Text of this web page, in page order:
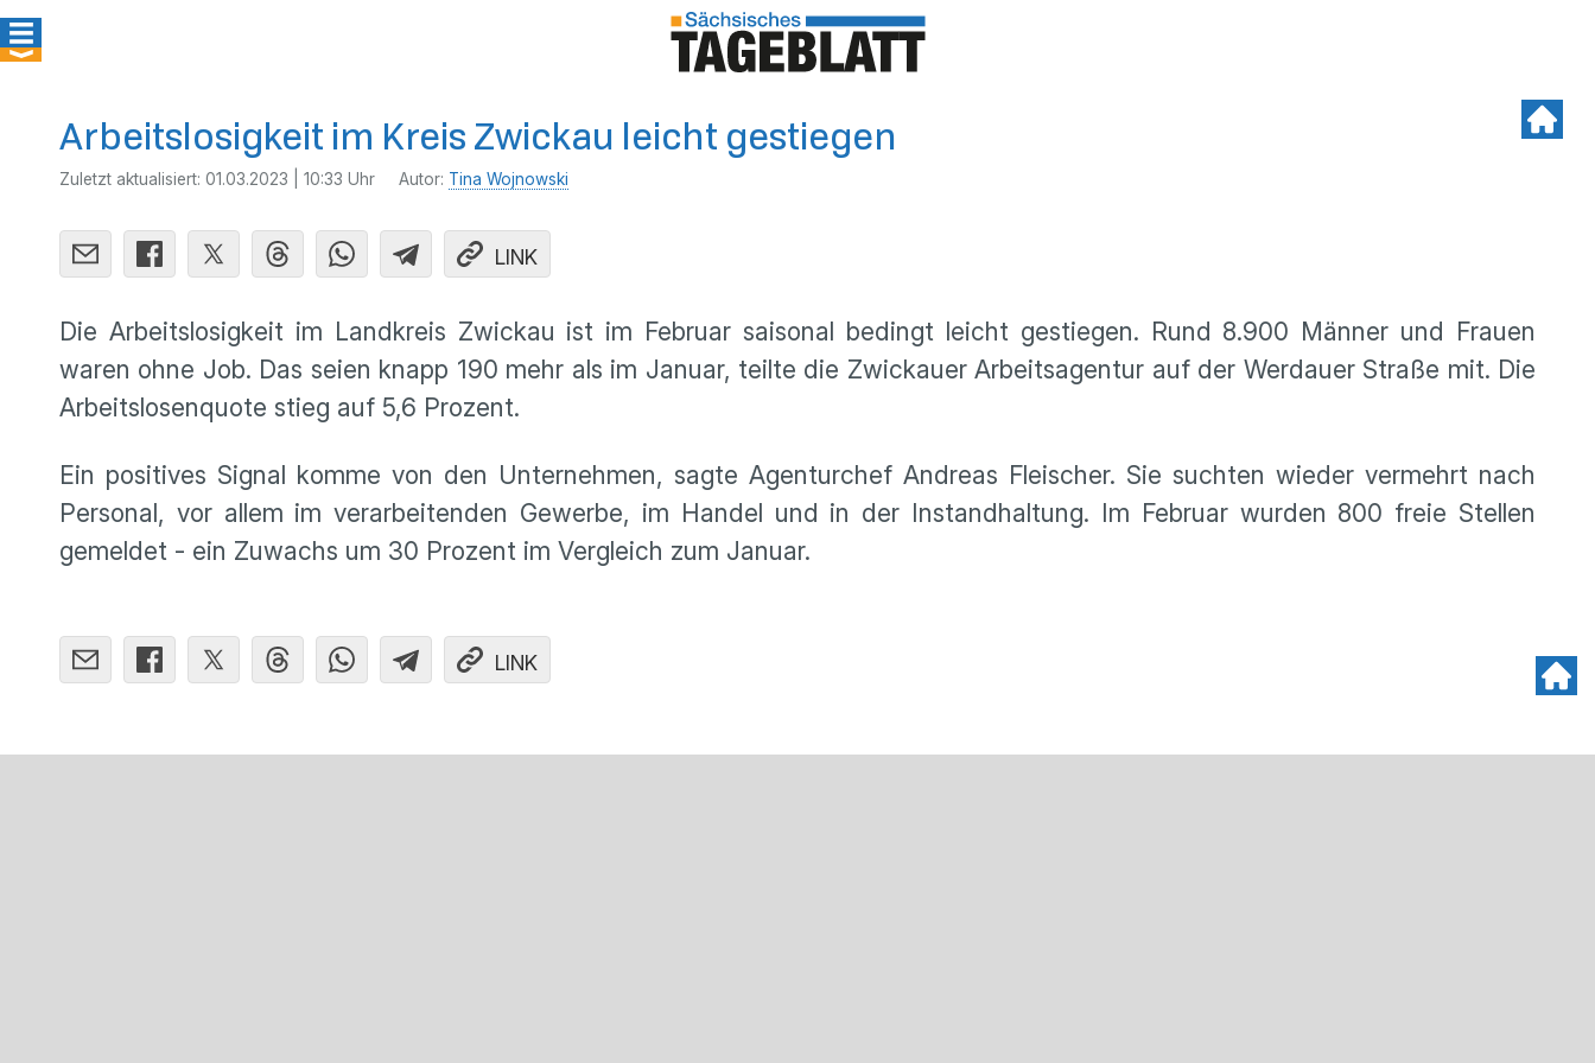
Arbeitslosigkeit im Kreis Zwickau leicht gestiegen
Zuletzt aktualisiert: 01.03.2023 | 10:33 Uhr Autor: Tina Wojnowski
LINK
Die Arbeitslosigkeit im Landkreis Zwickau ist im Februar saisonal bedingt leicht gestiegen. Rund 8.900 Männer und Frauen
waren ohne Job. Das seien knapp 190 mehr als im Januar, teilte die Zwickauer Arbeitsagentur auf der Werdauer Straße mit. Die
Arbeitslosenquote stieg auf 5,6 Prozent.
Ein positives Signal komme von den Unternehmen, sagte Agenturchef Andreas Fleischer. Sie suchten wieder vermehrt nach
Personal, vor allem im verarbeitenden Gewerbe, im Handel und in der Instandhaltung. Im Februar wurden 800 freie Stellen
gemeldet - ein Zuwachs um 30 Prozent im Vergleich zum Januar.
LINK